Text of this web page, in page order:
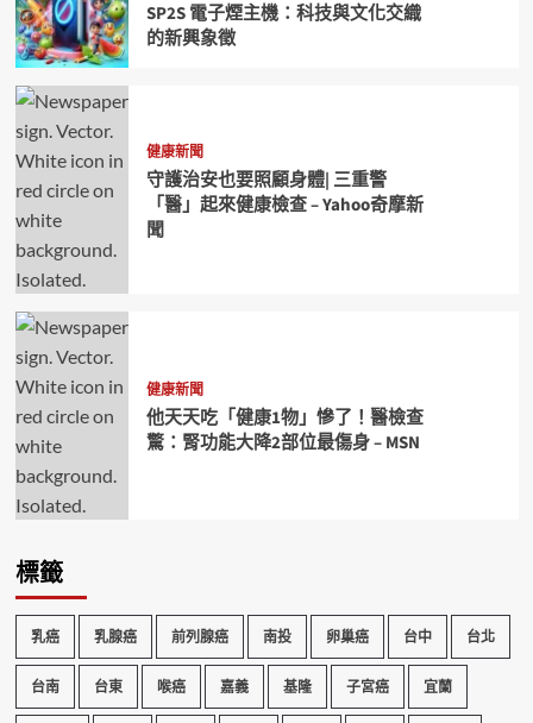
SP2S 電子煙主機：科技與文化交織
的新興象徵
健康新聞
守護治安也要照顧身體| 三重警
「醫」起來健康檢查 – Yahoo奇摩新
聞
健康新聞
他天天吃「健康1物」慘了！醫檢查
驚：腎功能大降2部位最傷身 – MSN
標籤
乳癌 乳腺癌 前列腺癌 南投 卵巢癌 台中 台北
台南 台東 喉癌 嘉義 基隆 子宮癌 宜蘭